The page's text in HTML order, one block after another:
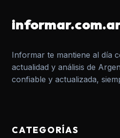
Informar te mantiene al día
actualidad y análisis de
confiable y actualizada,
CATEGORÍAS